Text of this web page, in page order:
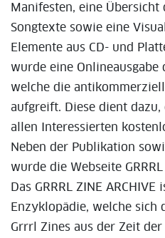
Manifesten, eine Übersicht
Songtexte sowie eine
Elemente aus CD- und
wurde eine
welche die
aufgreift. Diese dient
allen Interessierten
Neben der Publikation
wurde die Webseite
Das GRRRL ZINE
Enzyklopädie, welche
Grrrl Zines aus der Zeit